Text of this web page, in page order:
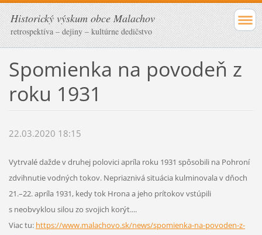
Historický výskum obce Malachov
retrospektíva – dejiny – kultúrne dedičstvo
Spomienka na povodeň z
roku 1931
22.03.2020 18:15
Vytrvalé dažde v druhej polovici apríla roku 1931 spôsobili na Pohroní
zdvihnutie vodných tokov. Nepriaznivá situácia kulminovala v dňoch
21.–22. apríla 1931, kedy tok Hrona a jeho prítokov vstúpili
s neobvyklou silou zo svojich korýt....
Viac tu: https://www.malachovo.sk/news/spomienka-na-povoden-z-